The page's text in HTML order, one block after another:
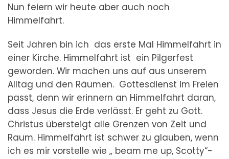
Nun feiern wir heute aber auch noch
Himmelfahrt.
Seit Jahren bin ich das erste Mal Himmelfahrt in
einer Kirche. Himmelfahrt ist ein Pilgerfest
geworden. Wir machen uns auf aus unserem
Alltag und den Räumen. Gottesdienst im Freien
passt, denn wir erinnern an Himmelfahrt daran,
dass Jesus die Erde verlässt. Er geht zu Gott.
Christus übersteigt alle Grenzen von Zeit und
Raum. Himmelfahrt ist schwer zu glauben, wenn
ich es mir vorstelle wie „ beam me up, Scotty“-